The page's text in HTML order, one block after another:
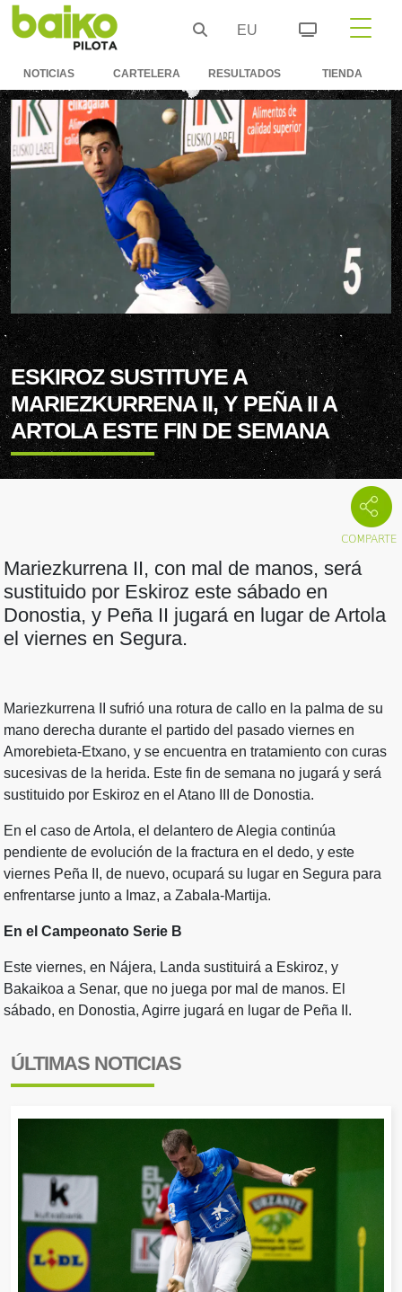
EU
NOTICIAS CARTELERA RESULTADOS TIENDA
ESKIROZ SUSTITUYE A
MARIEZKURRENA II, Y PEÑA II A
ARTOLA ESTE FIN DE SEMANA
Mariezkurrena II, con mal de manos, será
sustituido por Eskiroz este sábado en
Donostia, y Peña II jugará en lugar de Artola
el viernes en Segura.
Mariezkurrena II sufrió una rotura de callo en la palma de su
mano derecha durante el partido del pasado viernes en
Amorebieta-Etxano, y se encuentra en tratamiento con curas
sucesivas de la herida. Este fin de semana no jugará y será
sustituido por Eskiroz en el Atano III de Donostia.
En el caso de Artola, el delantero de Alegia continúa
pendiente de evolución de la fractura en el dedo, y este
viernes Peña II, de nuevo, ocupará su lugar en Segura para
enfrentarse junto a Imaz, a Zabala-Martija.
En el Campeonato Serie B
Este viernes, en Nájera, Landa sustituirá a Eskiroz, y
Bakaikoa a Senar, que no juega por mal de manos. El
sábado, en Donostia, Agirre jugará en lugar de Peña II.
ÚLTIMAS NOTICIAS